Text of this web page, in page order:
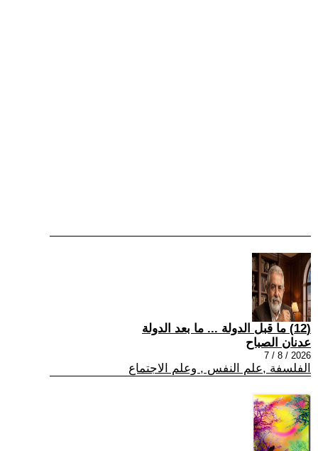
(12) ما قبل الدولة ... ما بعد الدولة
عدنان الصباح
2026 / 8 / 7
الفلسفة ,علم النفس , وعلم الاجتماع